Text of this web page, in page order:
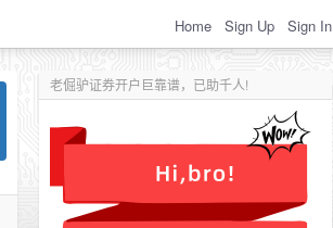
Home Sign Up Sign In
老倔驴证券开户巨靠谱，已助千人!